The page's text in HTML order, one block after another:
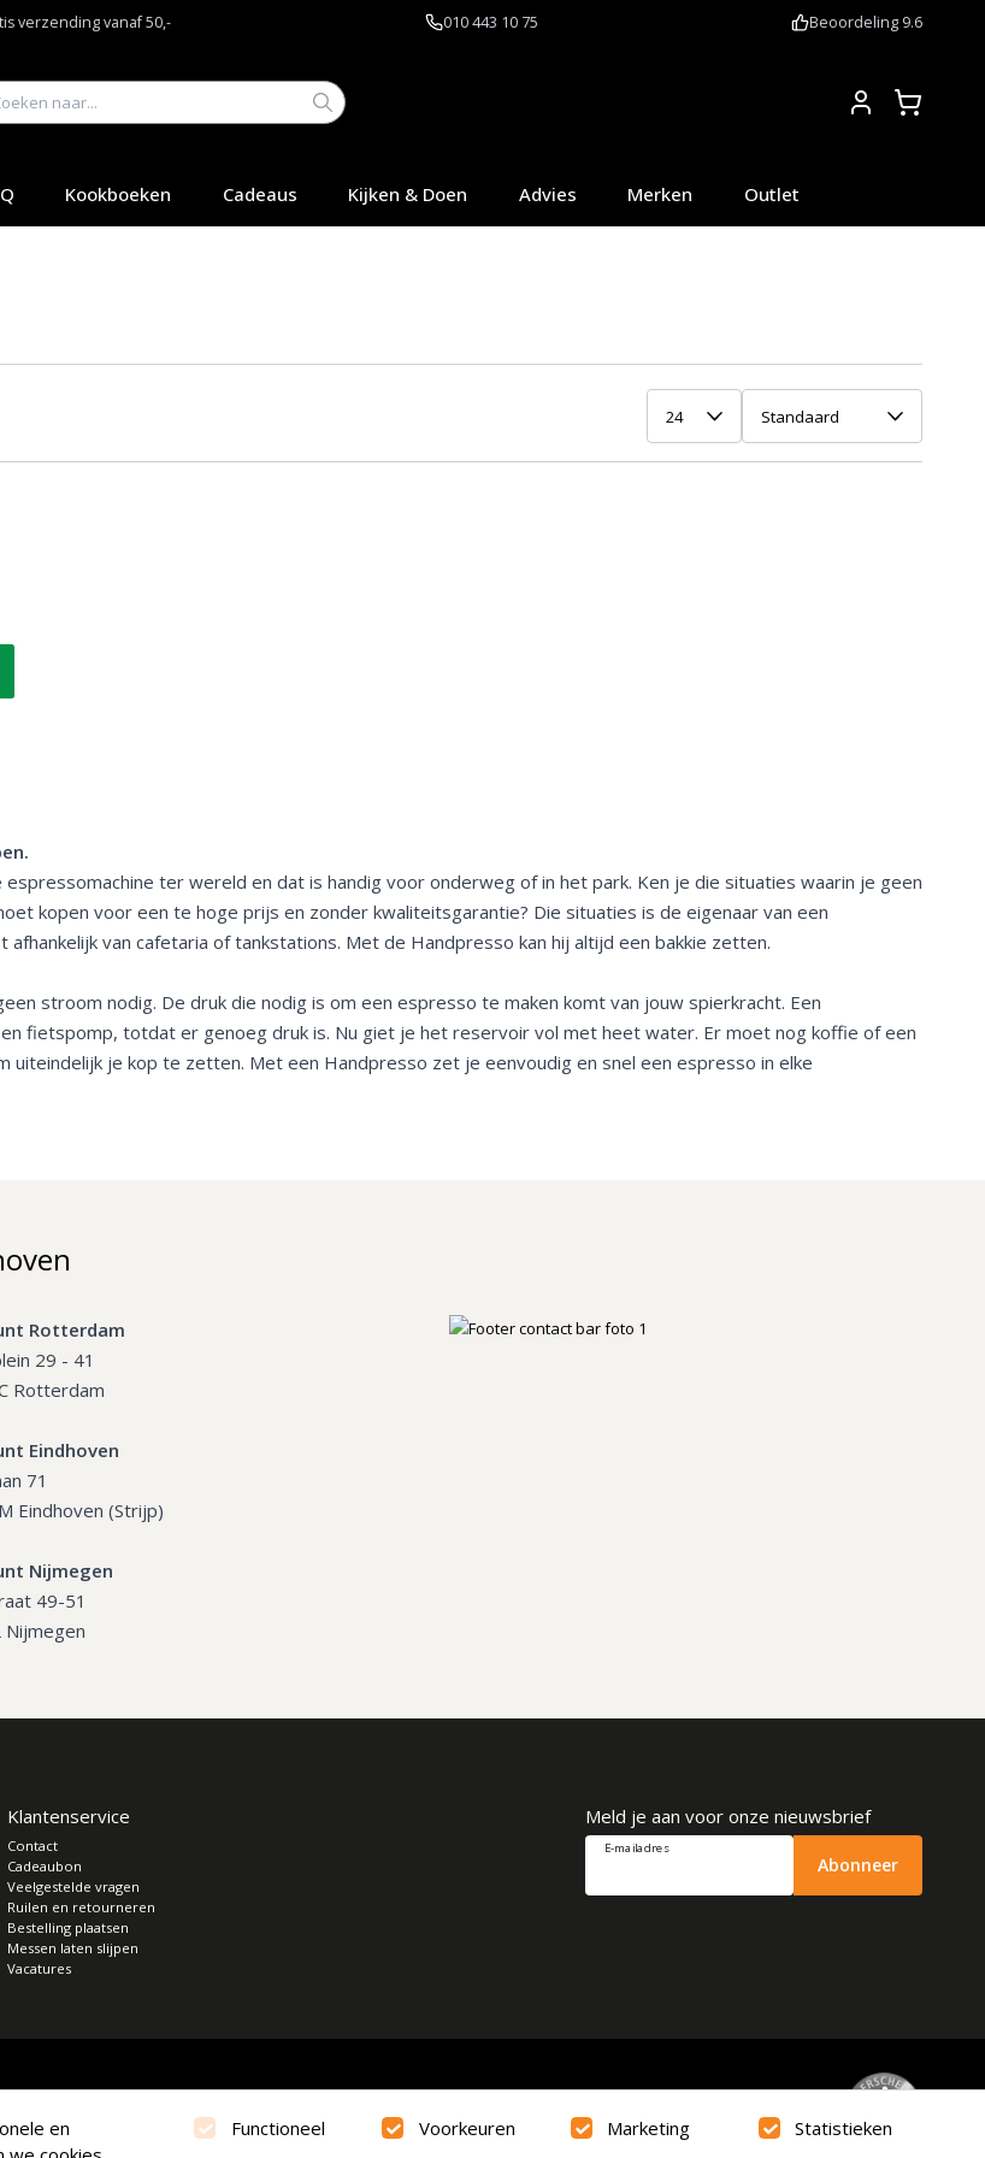
verzending vanaf 50,- 010 443 10 75 Beoordeling 9.6
Kookboeken Cadeaus Kijken & Doen Advies Merken Outlet
24 Standaard
ter wereld en dat is handig voor onderweg of in het park. Ken je die situaties waarin je geen
kopen voor een te hoge prijs en zonder kwaliteitsgarantie? Die situaties is de eigenaar van een
afhankelijk van cafetaria of tankstations. Met de Handpresso kan hij altijd een bakkie zetten.
stroom nodig. De druk die nodig is om een espresso te maken komt van jouw spierkracht. Een
fietspomp, totdat er genoeg druk is. Nu giet je het reservoir vol met heet water. Er moet nog koffie of een
uiteindelijk je kop te zetten. Met een Handpresso zet je eenvoudig en snel een espresso in elke
Rotterdam
29 - 41
Rotterdam
Eindhoven
71
Eindhoven (Strijp)
Nijmegen
49-51
Nijmegen
Klantenservice
Contact
Cadeaubon
Veelgestelde vragen
Ruilen en retourneren
Bestelling plaatsen
Messen laten slijpen
Vacatures
Meld je aan voor onze nieuwsbrief
E-mailadres
Abonneer
en
Functioneel Voorkeuren Marketing Statistieken